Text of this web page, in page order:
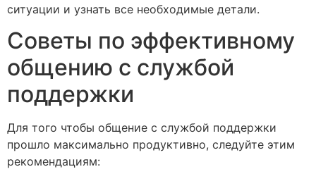
ситуации и узнать все необходимые детали.
Советы по эффективному
общению с службой
поддержки
Для того чтобы общение с службой поддержки
прошло максимально продуктивно, следуйте этим
рекомендациям: